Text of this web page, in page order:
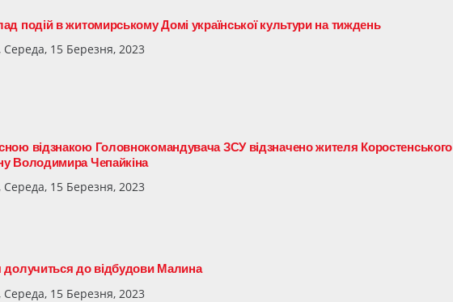
подій в житомирському Домі української культури на тиждень
Середа, 15 Березня, 2023
відзнакою Головнокомандувача ЗСУ відзначено жителя Коростенського
Володимира Чепайкіна
Середа, 15 Березня, 2023
долучиться до відбудови Малина
Середа, 15 Березня, 2023